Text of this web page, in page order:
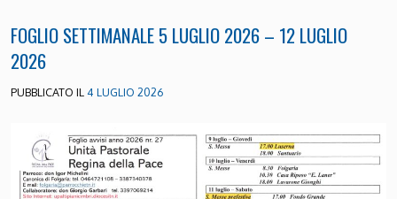
FOGLIO SETTIMANALE 5 LUGLIO 2026 – 12 LUGLIO
2026
PUBBLICATO IL 4 LUGLIO 2026